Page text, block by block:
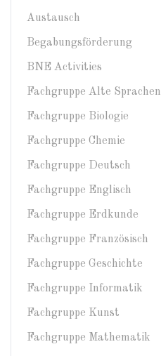
Austausch
Begabungsförderung
BNE Activities
Fachgruppe Alte Sprachen
Fachgruppe Biologie
Fachgruppe Chemie
Fachgruppe Deutsch
Fachgruppe Englisch
Fachgruppe Erdkunde
Fachgruppe Französisch
Fachgruppe Geschichte
Fachgruppe Informatik
Fachgruppe Kunst
Fachgruppe Mathematik